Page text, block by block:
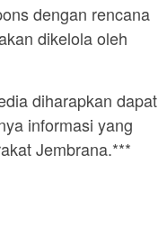
dengan rencana
dikelola oleh
diharapkan dapat
informasi yang
Jembrana.***